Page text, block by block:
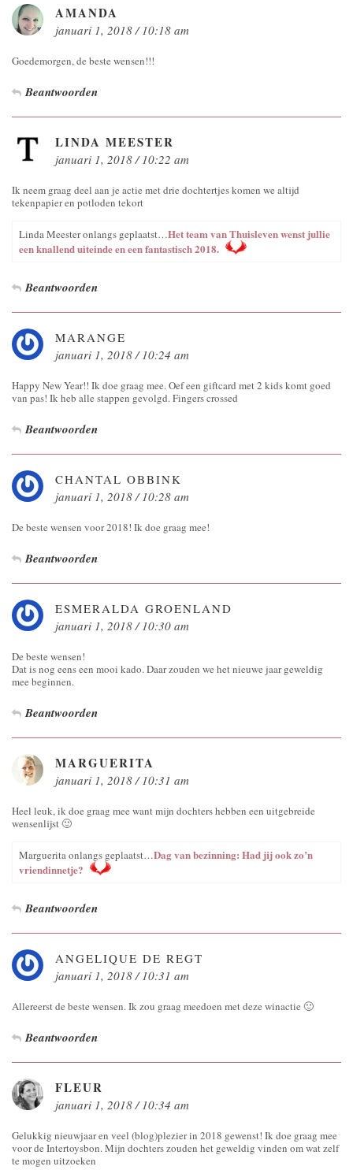
AMANDA
januari 1, 2018 / 10:18 am
Goedemorgen, de beste wensen!!!
Beantwoorden
LINDA MEESTER
januari 1, 2018 / 10:22 am
Ik neem graag deel aan je actie met drie dochtertjes komen we altijd
tekenpapier en potloden tekort
Linda Meester onlangs geplaatst…Het team van Thuisleven wenst jullie
een knallend uiteinde en een fantastisch 2018.
Beantwoorden
MARANGE
januari 1, 2018 / 10:24 am
Happy New Year!! Ik doe graag mee. Oef een giftcard met 2 kids komt goed
van pas! Ik heb alle stappen gevolgd. Fingers crossed
Beantwoorden
CHANTAL OBBINK
januari 1, 2018 / 10:28 am
De beste wensen voor 2018! Ik doe graag mee!
Beantwoorden
ESMERALDA GROENLAND
januari 1, 2018 / 10:30 am
De beste wensen!
Dat is nog eens een mooi kado. Daar zouden we het nieuwe jaar geweldig
mee beginnen.
Beantwoorden
MARGUERITA
januari 1, 2018 / 10:31 am
Heel leuk, ik doe graag mee want mijn dochters hebben een uitgebreide
wensenlijst 🙂
Marguerita onlangs geplaatst…Dag van bezinning: Had jij ook zo’n
vriendinnetje?
Beantwoorden
ANGELIQUE DE REGT
januari 1, 2018 / 10:31 am
Allereerst de beste wensen. Ik zou graag meedoen met deze winactie 🙂
Beantwoorden
FLEUR
januari 1, 2018 / 10:34 am
Gelukkig nieuwjaar en veel (blog)plezier in 2018 gewenst! Ik doe graag mee
voor de Intertoysbon. Mijn dochters zouden het geweldig vinden om wat zelf
te mogen uitzoeken